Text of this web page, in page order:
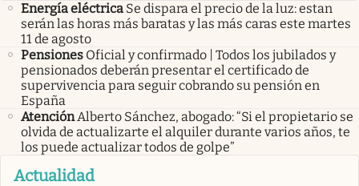
Energía eléctrica Se dispara el precio de la luz: estan
serán las horas más baratas y las más caras este martes
11 de agosto
Pensiones Oficial y confirmado | Todos los jubilados y
pensionados deberán presentar el certificado de
supervivencia para seguir cobrando su pensión en
España
AtenciónAlberto Sánchez, abogado: “Si el propietario se
olvida de actualizarte el alquiler durante varios años, te
los puede actualizar todos de golpe”
Actualidad